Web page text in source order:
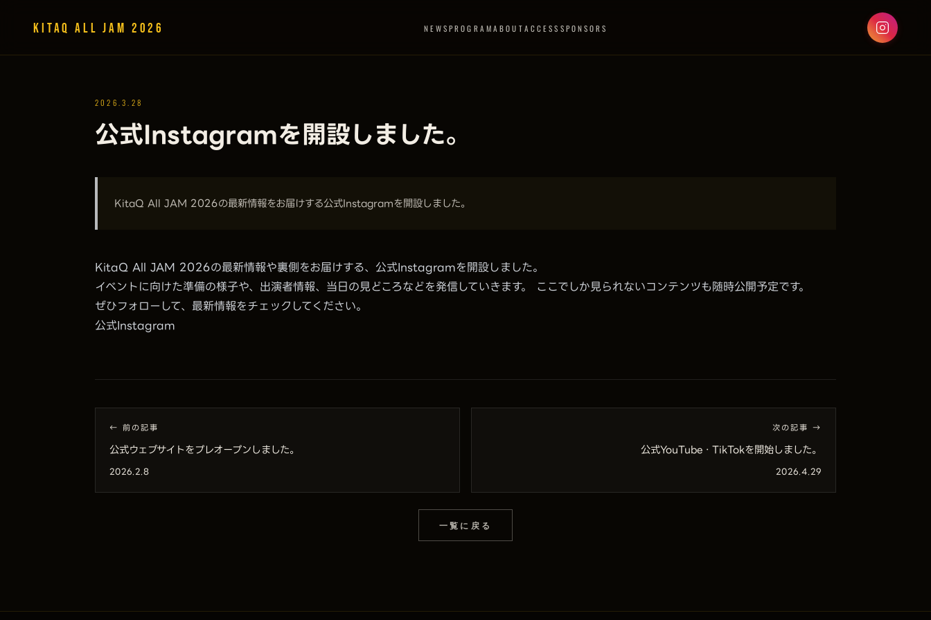
KitaQ All JAM 2026 NEWSPROGRAMABOUTACCESS SPONSORS
2026.3.28
公式Instagramを開設しました。
KitaQ All JAM 2026の最新情報をお届けする公式Instagramを開設しました。
KitaQ All JAM 2026の最新情報や裏側をお届けする、公式Instagramを開設しました。
イベントに向けた準備の様子や、出演者情報、当日の見どころなどを発信していきます。 ここでしか見られないコンテンツも随時公開予定です。
ぜひフォローして、最新情報をチェックしてください。
公式Instagram
← 前の記事
公式ウェブサイトをプレオープンしました。
2026.2.8
次の記事 →
公式YouTube・TikTokを開始しました。
2026.4.29
一覧に戻る